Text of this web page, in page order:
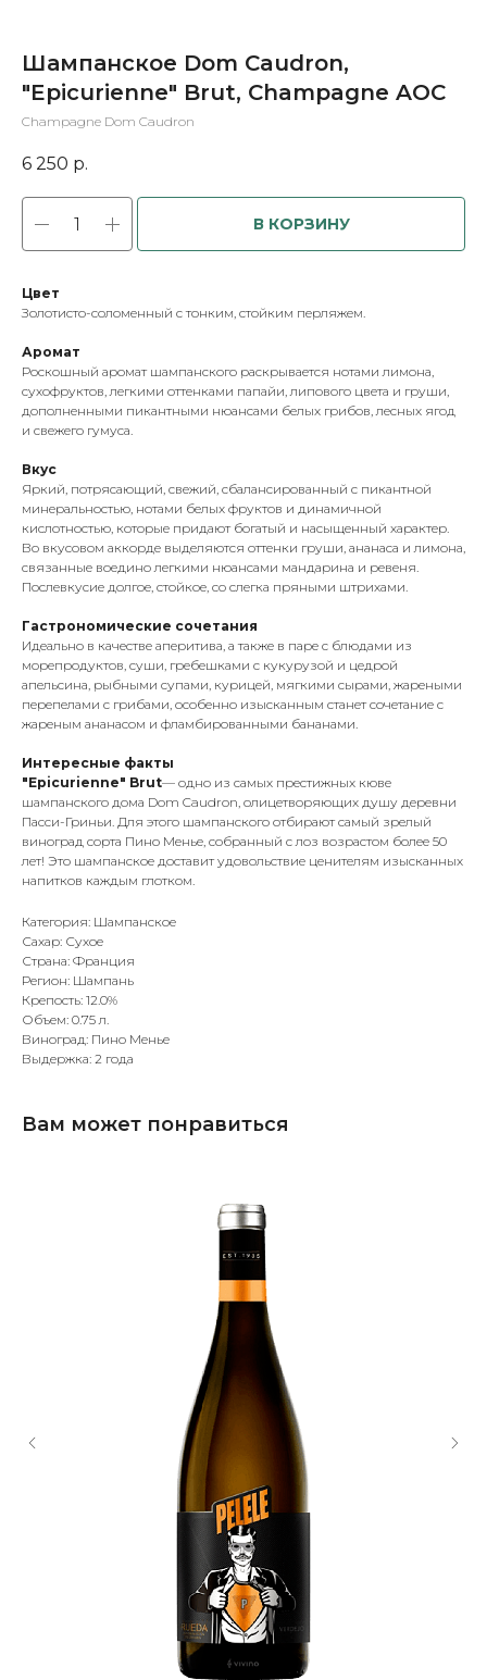
Шампанское Dom Caudron,
"Epicurienne" Brut, Champagne AOC
Champagne Dom Caudron
6 250 р.
В КОРЗИНУ
Цвет
Золотисто-соломенный с тонким, стойким перляжем.
Аромат
Роскошный аромат шампанского раскрывается нотами лимона,
сухофруктов, легкими оттенками папайи, липового цвета и груши,
дополненными пикантными нюансами белых грибов, лесных ягод
и свежего гумуса.
Вкус
Яркий, потрясающий, свежий, сбалансированный с пикантной
минеральностью, нотами белых фруктов и динамичной
кислотностью, которые придают богатый и насыщенный характер.
Во вкусовом аккорде выделяются оттенки груши, ананаса и лимона,
связанные воедино легкими нюансами мандарина и ревеня.
Послевкусие долгое, стойкое, со слегка пряными штрихами.
Гастрономические сочетания
Идеально в качестве аперитива, а также в паре с блюдами из
морепродуктов, суши, гребешками с кукурузой и цедрой
апельсина, рыбными супами, курицей, мягкими сырами, жареными
перепелами с грибами, особенно изысканным станет сочетание с
жареным ананасом и фламбированными бананами.
Интересные факты
"Epicurienne" Brut— одно из самых престижных кюве
шампанского дома Dom Caudron, олицетворяющих душу деревни
Пасси-Гриньи. Для этого шампанского отбирают самый зрелый
виноград сорта Пино Менье, собранный с лоз возрастом более 50
лет! Это шампанское доставит удовольствие ценителям изысканных
напитков каждым глотком.
Категория: Шампанское
Сахар: Сухое
Страна: Франция
Регион: Шампань
Крепость: 12.0%
Объем: 0.75 л.
Виноград: Пино Менье
Выдержка: 2 года
Вам может понравиться